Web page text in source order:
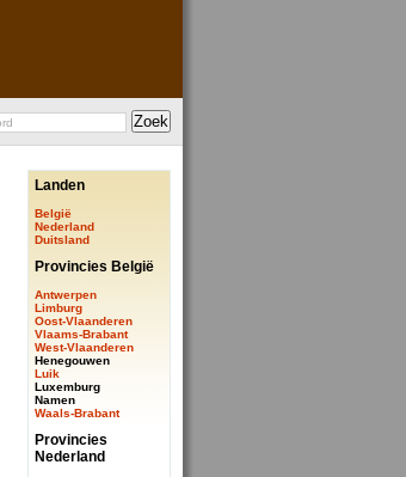
Landen
België
Nederland
Duitsland
Provincies België
Antwerpen
Limburg
Oost-Vlaanderen
Vlaams-Brabant
West-Vlaanderen
Henegouwen
Luik
Luxemburg
Namen
Waals-Brabant
Provincies
Nederland